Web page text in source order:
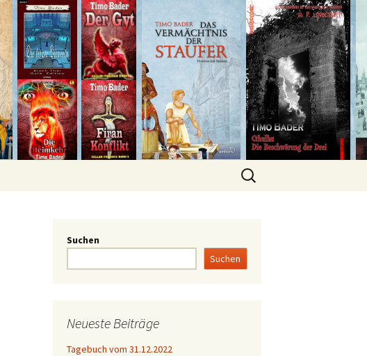
Suchen
Suchen
Neueste Beiträge
Tagebuch vom 31.12.2022